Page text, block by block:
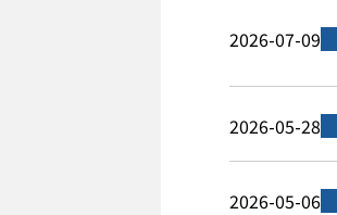
2026-07-09
2026-05-28
2026-05-06